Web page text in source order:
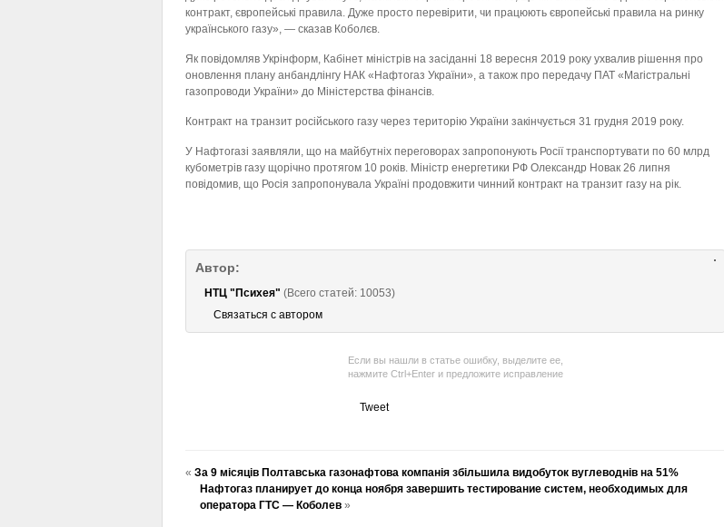
контракт, європейські правила. Дуже просто перевірити, чи працюють європейські правила на ринку
українського газу», — сказав Коболєв.
Як повідомляв Укрінформ, Кабінет міністрів на засіданні 18 вересня 2019 року ухвалив рішення про
оновлення плану анбандлінгу НАК «Нафтогаз України», а також про передачу ПАТ «Магістральні
газопроводи України» до Міністерства фінансів.
Контракт на транзит російського газу через територію України закінчується 31 грудня 2019 року.
У Нафтогазі заявляли, що на майбутніх переговорах запропонують Росії транспортувати по 60 млрд
кубометрів газу щорічно протягом 10 років. Міністр енергетики РФ Олександр Новак 26 липня
повідомив, що Росія запропонувала Україні продовжити чинний контракт на транзит газу на рік.
Автор:
НТЦ "Психея" (Всего статей: 10053)
Связаться с автором
Если вы нашли в статье ошибку, выделите ее,
нажмите Ctrl+Enter и предложите исправление
Tweet
« За 9 місяців Полтавська газонафтова компанія збільшила видобуток вуглеводнів на 51%
Нафтогаз планирует до конца ноября завершить тестирование систем, необходимых для
оператора ГТС — Коболев»